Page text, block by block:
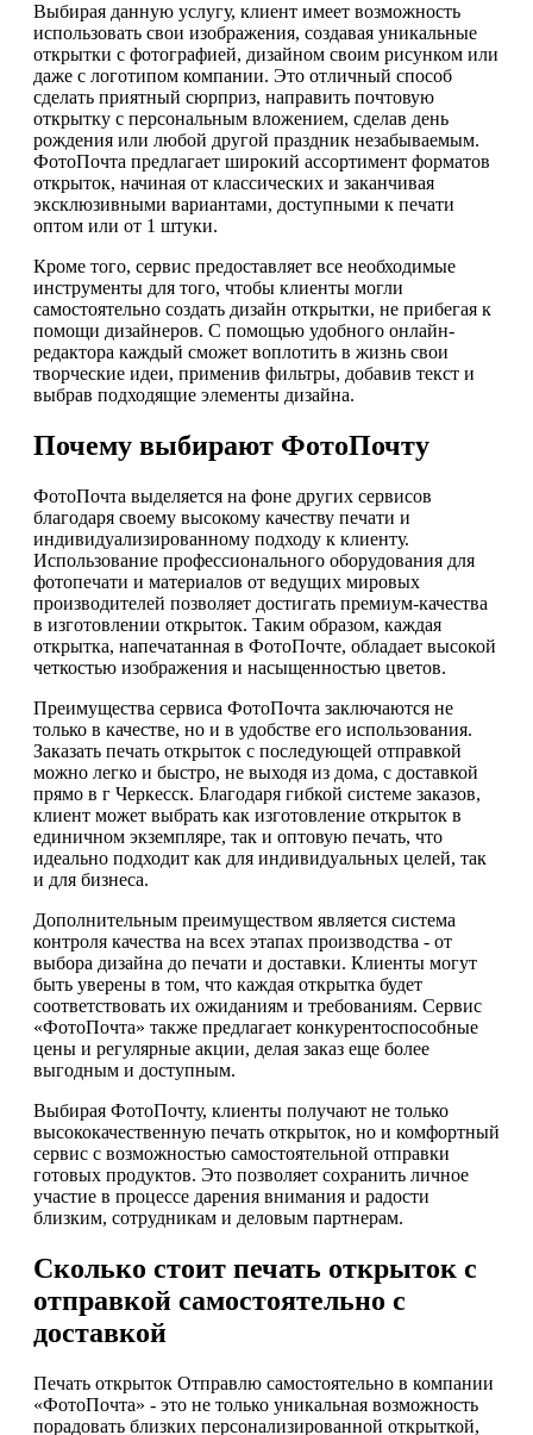
Выбирая данную услугу, клиент имеет возможность
использовать свои изображения, создавая уникальные
открытки с фотографией, дизайном своим рисунком или
даже с логотипом компании. Это отличный способ
сделать приятный сюрприз, направить почтовую
открытку с персональным вложением, сделав день
рождения или любой другой праздник незабываемым.
ФотоПочта предлагает широкий ассортимент форматов
открыток, начиная от классических и заканчивая
эксклюзивными вариантами, доступными к печати
оптом или от 1 штуки.
Кроме того, сервис предоставляет все необходимые
инструменты для того, чтобы клиенты могли
самостоятельно создать дизайн открытки, не прибегая к
помощи дизайнеров. С помощью удобного онлайн-
редактора каждый сможет воплотить в жизнь свои
творческие идеи, применив фильтры, добавив текст и
выбрав подходящие элементы дизайна.
Почему выбирают ФотоПочту
ФотоПочта выделяется на фоне других сервисов
благодаря своему высокому качеству печати и
индивидуализированному подходу к клиенту.
Использование профессионального оборудования для
фотопечати и материалов от ведущих мировых
производителей позволяет достигать премиум-качества
в изготовлении открыток. Таким образом, каждая
открытка, напечатанная в ФотоПочте, обладает высокой
четкостью изображения и насыщенностью цветов.
Преимущества сервиса ФотоПочта заключаются не
только в качестве, но и в удобстве его использования.
Заказать печать открыток с последующей отправкой
можно легко и быстро, не выходя из дома, с доставкой
прямо в г Черкесск. Благодаря гибкой системе заказов,
клиент может выбрать как изготовление открыток в
единичном экземпляре, так и оптовую печать, что
идеально подходит как для индивидуальных целей, так
и для бизнеса.
Дополнительным преимуществом является система
контроля качества на всех этапах производства - от
выбора дизайна до печати и доставки. Клиенты могут
быть уверены в том, что каждая открытка будет
соответствовать их ожиданиям и требованиям. Сервис
«ФотоПочта» также предлагает конкурентоспособные
цены и регулярные акции, делая заказ еще более
выгодным и доступным.
Выбирая ФотоПочту, клиенты получают не только
высококачественную печать открыток, но и комфортный
сервис с возможностью самостоятельной отправки
готовых продуктов. Это позволяет сохранить личное
участие в процессе дарения внимания и радости
близким, сотрудникам и деловым партнерам.
Сколько стоит печать открыток с
отправкой самостоятельно с
доставкой
Печать открыток Отправлю самостоятельно в компании
«ФотоПочта» - это не только уникальная возможность
порадовать близких персонализированной открыткой,